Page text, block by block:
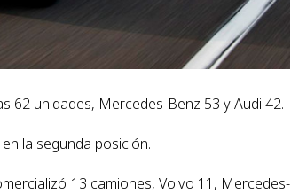
62 unidades, Mercedes-Benz 53 y Audi 42.
la segunda posición.
13 camiones, Volvo 11, Mercedes-